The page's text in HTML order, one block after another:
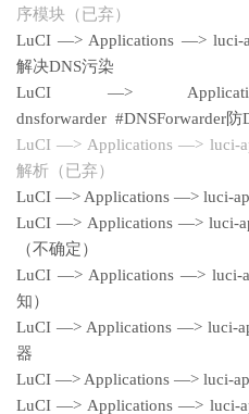
序模块（已弃）
LuCI —> Applications —> luci-
解决DNS污染
LuCI —>
dnsforwarder #DNSForwarder防
LuCI —> Applications —> luci-
解析（已弃）
LuCI —> Applications —> luci-
LuCI —> Applications —> luci-
（不确定）
LuCI —> Applications —> luci-
知）
LuCI —> Applications —> luci-
器
LuCI —> Applications —> luci-
LuCI —> Applications —> luci-